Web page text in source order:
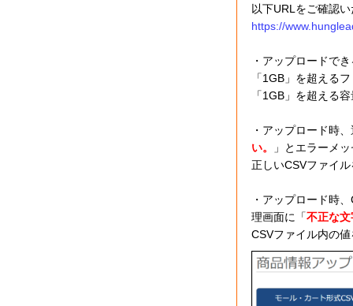
以下URLをご確認
https://
・アップロードで
「1GB」を超える
「1GB」を超える
・アップロード時
い。
」とエラーメ
正しいCSVファイ
・アップロード時
理画面に「不正な
CSVファイル内の